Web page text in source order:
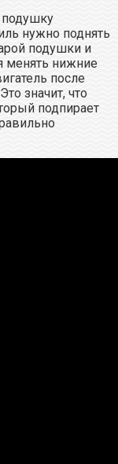
нужно поднять
подушки и
менять нижние
после
значит, что
подпирает